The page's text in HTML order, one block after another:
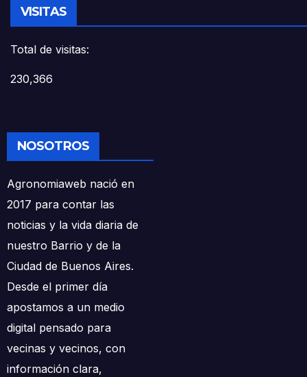
VISITAS
Total de visitas:
230,366
NOSOTROS
Agronomiaweb nació en
2017 para contar las
noticias y la vida diaria de
nuestro Barrio y de la
Ciudad de Buenos Aires.
Desde el primer día
apostamos a un medio
digital pensado para
vecinas y vecinos, con
información clara,